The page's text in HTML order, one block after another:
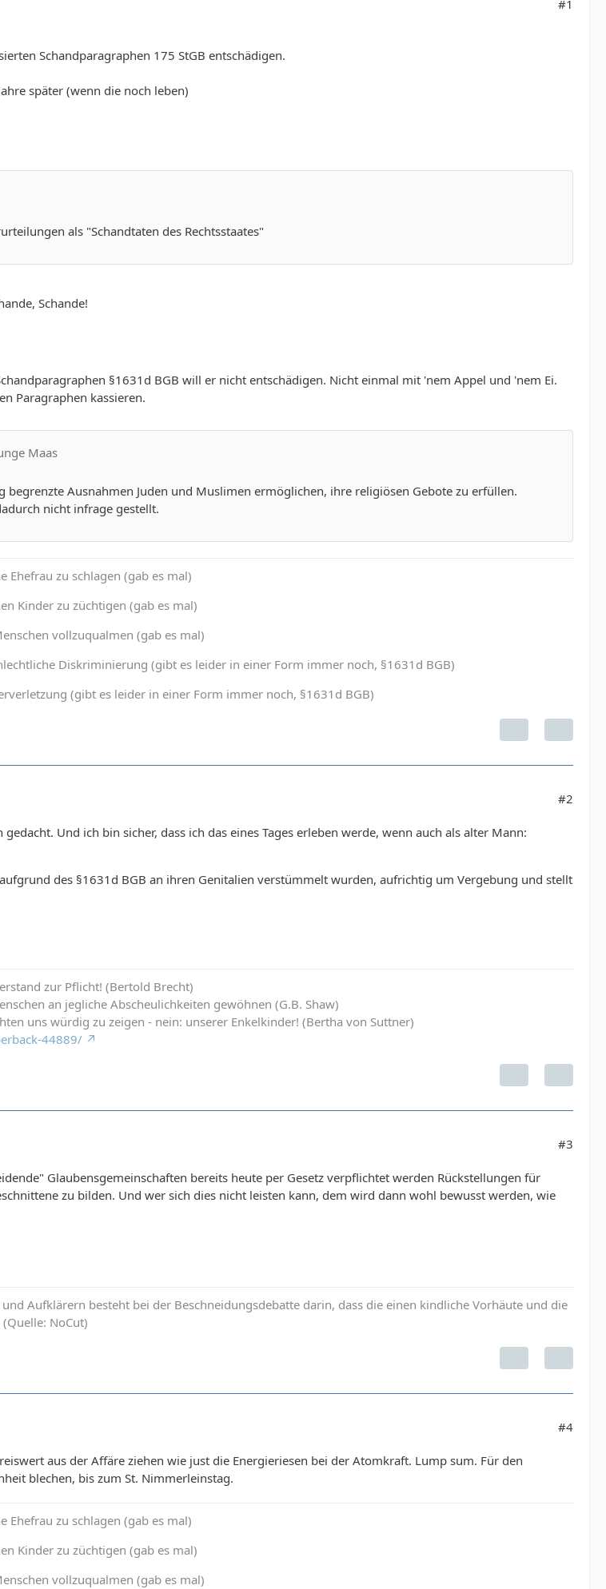
#1
Schandparagraphen 175 StGB entschädigen.
später (wenn die noch leben)
als "Schandtaten des Rechtsstaates"
Schande!
§1631d BGB will er nicht entschädigen. Nicht einmal mit 'nem Appel und 'nem Ei.
Paragraphen kassieren.
Maas
begrenzte Ausnahmen Juden und Muslimen ermöglichen, ihre religiösen Gebote zu erfüllen.
nicht infrage gestellt.
Ehefrau zu schlagen (gab es mal)
Kinder zu züchtigen (gab es mal)
vollzuqualmen (gab es mal)
Diskriminierung (gibt es leider in einer Form immer noch, §1631d BGB)
(gibt es leider in einer Form immer noch, §1631d BGB)
#2
Und ich bin sicher, dass ich das eines Tages erleben werde, wenn auch als alter Mann:
des §1631d BGB an ihren Genitalien verstümmelt wurden, aufrichtig um Vergebung und stellt
zur Pflicht! (Bertold Brecht)
an jegliche Abscheulichkeiten gewöhnen (G.B. Shaw)
uns würdig zu zeigen - nein: unserer Enkelkinder! (Bertha von Suttner)
44889/
#3
Glaubensgemeinschaften bereits heute per Gesetz verpflichtet werden Rückstellungen für
zu bilden. Und wer sich dies nicht leisten kann, dem wird dann wohl bewusst werden, wie
Aufklärern besteht bei der Beschneidungsdebatte darin, dass die einen kindliche Vorhäute und die
NoCut)
#4
aus der Affäre ziehen wie just die Energieriesen bei der Atomkraft. Lump sum. Für den
blechen, bis zum St. Nimmerleinstag.
Ehefrau zu schlagen (gab es mal)
Kinder zu züchtigen (gab es mal)
vollzuqualmen (gab es mal)